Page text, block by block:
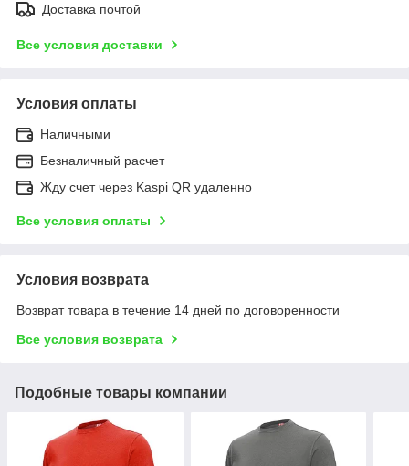
Доставка почтой
Все условия доставки
Условия оплаты
Наличными
Безналичный расчет
Жду счет через Kaspi QR удаленно
Все условия оплаты
Условия возврата
Возврат товара в течение 14 дней по договоренности
Все условия возврата
Подобные товары компании